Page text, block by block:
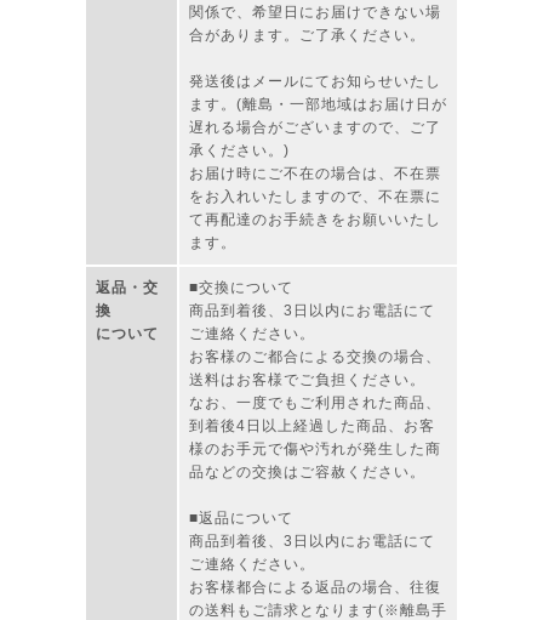
関係で、希望日にお届けできない場
合があります。ご了承ください。
発送後はメールにてお知らせいたし
ます。(離島・一部地域はお届け日が
遅れる場合がございますので、ご了
承ください。)
お届け時にご不在の場合は、不在票
をお入れいたしますので、不在票に
て再配達のお手続きをお願いいたし
ます。
返品・交
換
について
■交換について
商品到着後、3日以内にお電話にて
ご連絡ください。
お客様のご都合による交換の場合、
送料はお客様でご負担ください。
なお、一度でもご利用された商品、
到着後4日以上経過した商品、お客
様のお手元で傷や汚れが発生した商
品などの交換はご容赦ください。
■返品について
商品到着後、3日以内にお電話にて
ご連絡ください。
お客様都合による返品の場合、往復
の送料もご請求となります(※離島手